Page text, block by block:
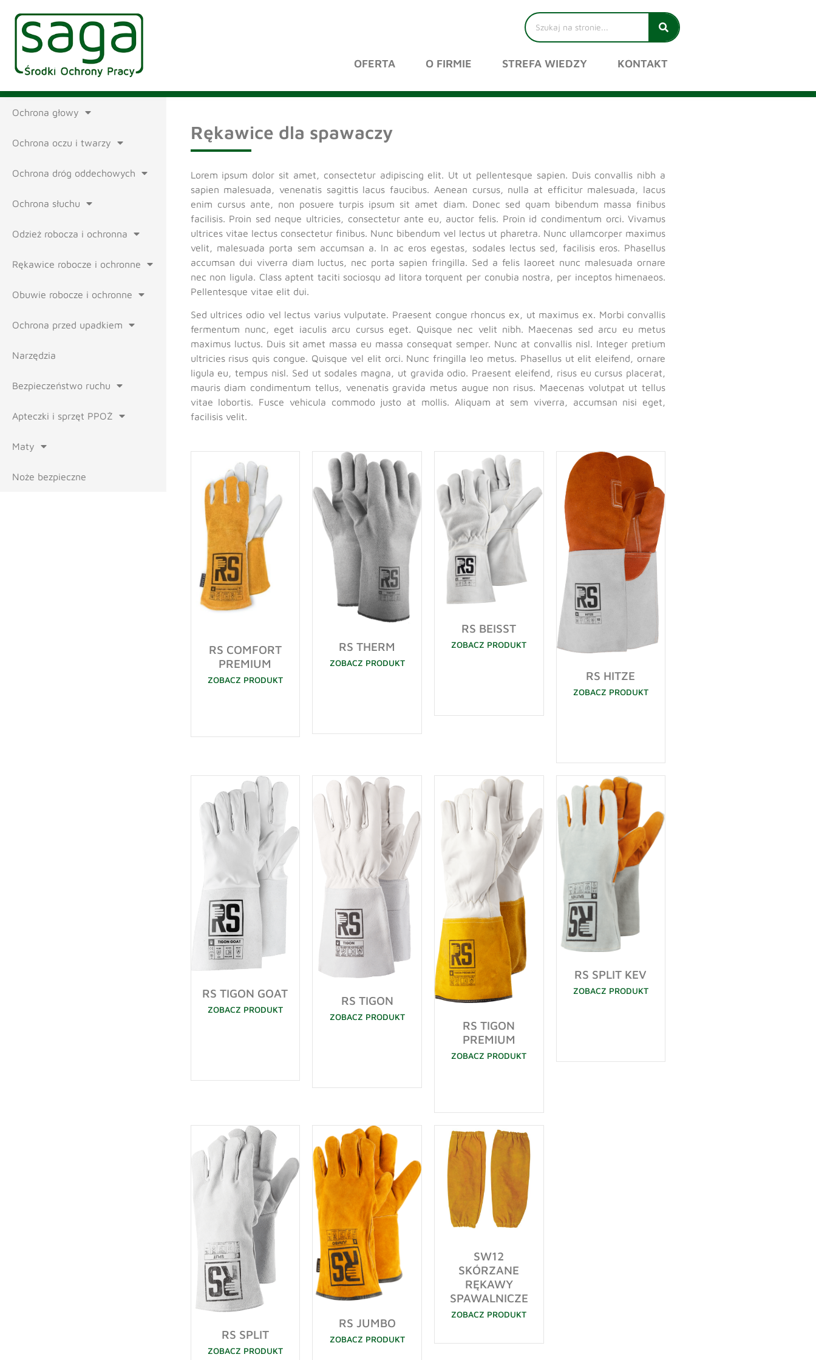
OFERTA O FIRMIE STREFA WIEDZY KONTAKT
Ochrona głowy
Ochrona oczu i twarzy
Ochrona dróg oddechowych
Ochrona słuchu
Odzież robocza i ochronna
Rękawice robocze i ochronne
Obuwie robocze i ochronne
Ochrona przed upadkiem
Narzędzia
Bezpieczeństwo ruchu
Apteczki i sprzęt PPOŻ
Maty
Noże bezpieczne
Rękawice dla spawaczy
Lorem ipsum dolor sit amet, consectetur adipiscing elit. Ut ut pellentesque sapien. Duis convallis nibh a
sapien malesuada, venenatis sagittis lacus faucibus. Aenean cursus, nulla at efficitur malesuada, lacus
enim cursus ante, non posuere turpis ipsum sit amet diam. Donec sed quam bibendum massa finibus
facilisis. Proin sed neque ultricies, consectetur ante eu, auctor felis. Proin id condimentum orci. Vivamus
ultrices vitae lectus consectetur finibus. Nunc bibendum vel lectus ut pharetra. Nunc ullamcorper maximus
velit, malesuada porta sem accumsan a. In ac eros egestas, sodales lectus sed, facilisis eros. Phasellus
accumsan dui viverra diam luctus, nec porta sapien fringilla. Sed a felis laoreet nunc malesuada ornare
nec non ligula. Class aptent taciti sociosqu ad litora torquent per conubia nostra, per inceptos himenaeos.
Pellentesque vitae elit dui.
Sed ultrices odio vel lectus varius vulputate. Praesent congue rhoncus ex, ut maximus ex. Morbi convallis
fermentum nunc, eget iaculis arcu cursus eget. Quisque nec velit nibh. Maecenas sed arcu eu metus
maximus luctus. Duis sit amet massa eu massa consequat semper. Nunc at convallis nisl. Integer pretium
ultricies risus quis congue. Quisque vel elit orci. Nunc fringilla leo metus. Phasellus ut elit eleifend, ornare
ligula eu, tempus nisl. Sed ut sodales magna, ut gravida odio. Praesent eleifend, risus eu cursus placerat,
mauris diam condimentum tellus, venenatis gravida metus augue non risus. Maecenas volutpat ut tellus
vitae lobortis. Fusce vehicula commodo justo at mollis. Aliquam at sem viverra, accumsan nisi eget,
facilisis velit.
RS COMFORT
PREMIUM
ZOBACZ PRODUKT
RS THERM
ZOBACZ PRODUKT
RS BEISST
ZOBACZ PRODUKT
RS HITZE
ZOBACZ PRODUKT
RS TIGON GOAT
ZOBACZ PRODUKT
RS TIGON
ZOBACZ PRODUKT
RS TIGON
PREMIUM
ZOBACZ PRODUKT
RS SPLIT KEV
ZOBACZ PRODUKT
RS SPLIT
ZOBACZ PRODUKT
RS JUMBO
ZOBACZ PRODUKT
SW12
SKÓRZANE
RĘKAWY
SPAWALNICZE
ZOBACZ PRODUKT